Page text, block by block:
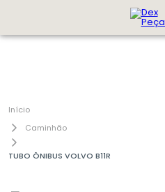
Caminhão
TUBO ÔNIBUS VOLVO B11R